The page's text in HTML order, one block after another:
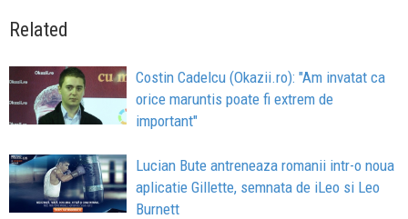
Related
Costin Cadelcu (Okazii.ro): "Am invatat ca
orice maruntis poate fi extrem de
important"
Lucian Bute antreneaza romanii intr-o noua
aplicatie Gillette, semnata de iLeo si Leo
Burnett